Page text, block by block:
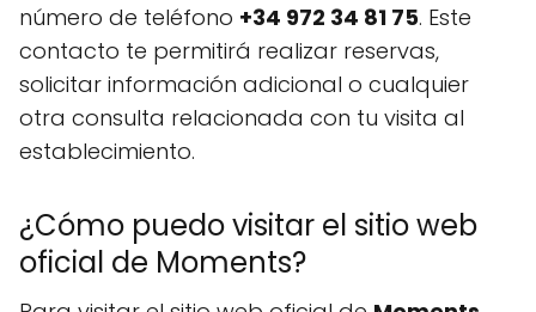
número de teléfono +34 972 34 81 75. Este
contacto te permitirá realizar reservas,
solicitar información adicional o cualquier
otra consulta relacionada con tu visita al
establecimiento.
¿Cómo puedo visitar el sitio web
oficial de Moments?